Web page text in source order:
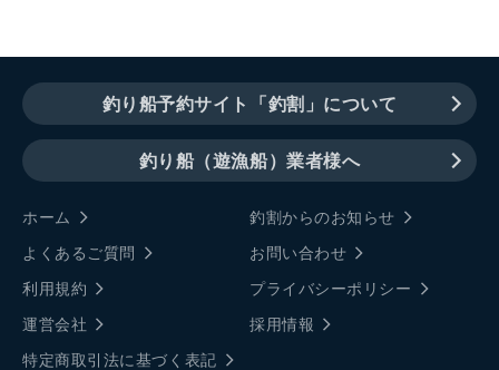
釣り船予約サイト「釣割」について
釣り船（遊漁船）業者様へ
ホーム
釣割からのお知らせ
よくあるご質問
お問い合わせ
利用規約
プライバシーポリシー
運営会社
採用情報
特定商取引法に基づく表記